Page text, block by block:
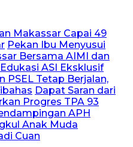
Makassar Capai 49
Pekan Ibu Menyusui
Bersama AIMI dan
ASI Eksklusif
PSEL Tetap Berjalan,
Dapat Saran dari
Progres TPA 93
APH
Anak Muda
Cuan